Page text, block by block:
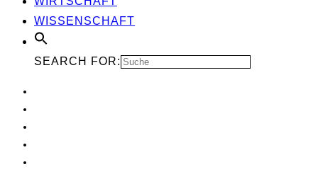
WIS­SEN­SCHAFT
SEARCH FOR: